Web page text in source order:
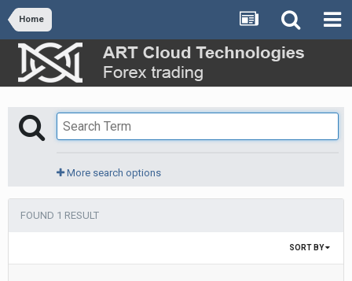
Home
More search options
FOUND 1 RESULT
SORT BY